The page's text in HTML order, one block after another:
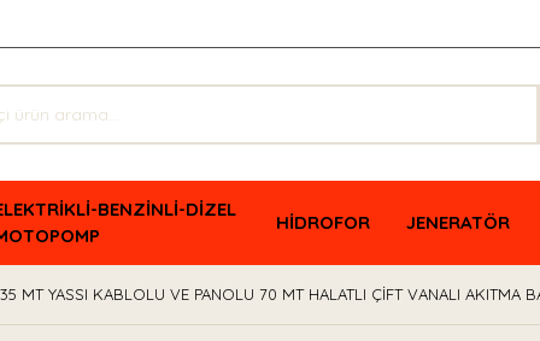
BENZİNLİ-DİZEL
HİDROFOR JENERATÖR
MT YASSI KABLOLU VE PANOLU 70 MT HALATLI ÇİFT VANALI AKITMA